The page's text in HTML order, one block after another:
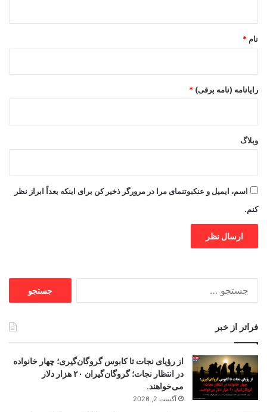
نام *
رایانامه (نامه برقی) *
وبلاگ
اسم، ایمیل و عنکبوتنمای مرا در مرورگر ذخیر کن برای اینکه بعداً ابراز نظر
کنم.
فراتر از خبر
از رؤیای نجات تا کابوس گروگان‌گیری؛ چهار خانواده
در انتظار نجات؛ گروگان‌گیران ۲۰ هزار دلار
می‌خواهند.
آگست 2, 2026